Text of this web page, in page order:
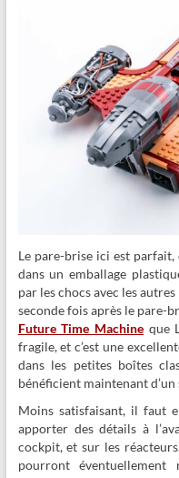
Le pare-brise ici est
dans un emballage
par les chocs avec les
seconde fois après le pare-
Future Time Machine que
fragile, et c’est une
dans les petites boîtes
bénéficient maintenant
Moins satisfaisant, il faut
apporter des détails à
cockpit, et sur les
pourront